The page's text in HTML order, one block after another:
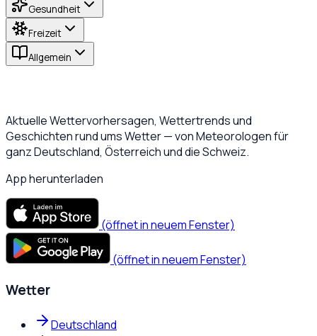
Gesundheit
Freizeit
Allgemein
Aktuelle Wettervorhersagen, Wettertrends und
Geschichten rund ums Wetter — von Meteorologen für
ganz Deutschland, Österreich und die Schweiz.
App herunterladen
(öffnet in neuem Fenster)
(öffnet in neuem Fenster)
Wetter
Deutschland